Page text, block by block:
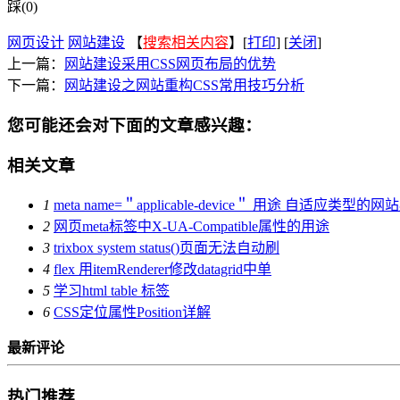
踩(0)
网页设计 网站建设 【搜索相关内容】[打印] [关闭]
上一篇：
网站建设采用CSS网页布局的优势
下一篇：
网站建设之网站重构CSS常用技巧分析
您可能还会对下面的文章感兴趣：
相关文章
1 meta name=＂applicable-device＂ 用途 自适应类型的网
2 网页meta标签中X-UA-Compatible属性的用途
3 trixbox system status()页面无法自动刷
4 flex 用itemRenderer修改datagrid中单
5 学习html table 标签
6 CSS定位属性Position详解
最新评论